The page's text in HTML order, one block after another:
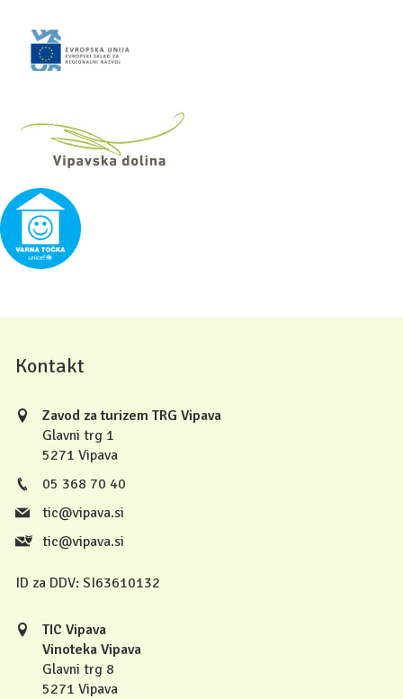
Kontakt
Zavod za turizem TRG Vipava
Glavni trg 1
5271 Vipava
05 368 70 40
tic@vipava.si
tic@vipava.si
ID za DDV: SI63610132
TIC Vipava
Vinoteka Vipava
Glavni trg 8
5271 Vipava